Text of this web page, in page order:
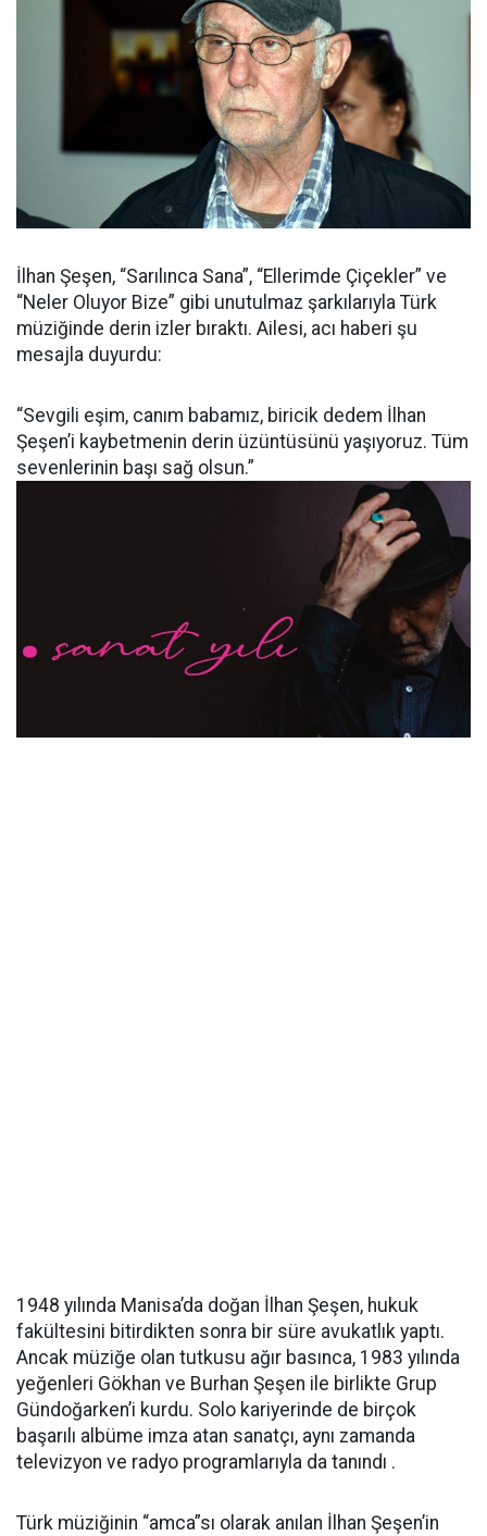
İlhan Şeşen, “Sarılınca Sana”, “Ellerimde Çiçekler” ve
“Neler Oluyor Bize” gibi unutulmaz şarkılarıyla Türk
müziğinde derin izler bıraktı. Ailesi, acı haberi şu
mesajla duyurdu:
“Sevgili eşim, canım babamız, biricik dedem İlhan
Şeşen’i kaybetmenin derin üzüntüsünü yaşıyoruz. Tüm
sevenlerinin başı sağ olsun.”
1948 yılında Manisa’da doğan İlhan Şeşen, hukuk
fakültesini bitirdikten sonra bir süre avukatlık yaptı.
Ancak müziğe olan tutkusu ağır basınca, 1983 yılında
yeğenleri Gökhan ve Burhan Şeşen ile birlikte Grup
Gündoğarken’i kurdu. Solo kariyerinde de birçok
başarılı albüme imza atan sanatçı, aynı zamanda
televizyon ve radyo programlarıyla da tanındı .
Türk müziğinin “amca”sı olarak anılan İlhan Şeşen’in